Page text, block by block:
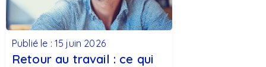
Publié le : 15 juin 2026
Retour au travail : ce qui